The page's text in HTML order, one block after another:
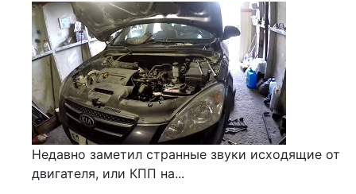
Недавно заметил странные звуки исходящие от
двигателя, или КПП на...